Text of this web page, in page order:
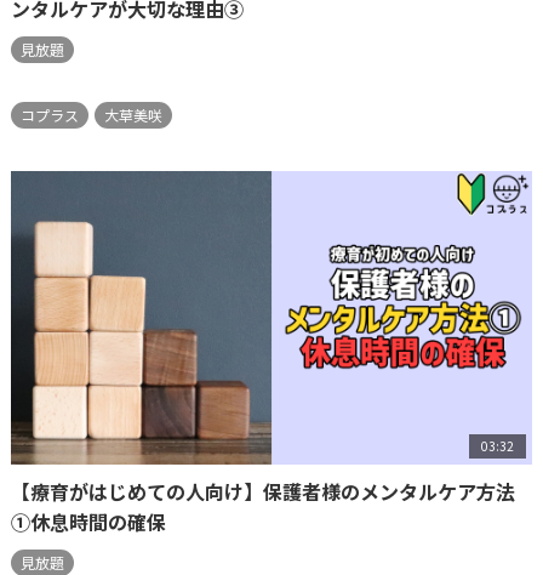
ンタルケアが大切な理由③
見放題
コプラス 大草美咲
03:32
【療育がはじめての人向け】保護者様のメンタルケア方法
①休息時間の確保
見放題